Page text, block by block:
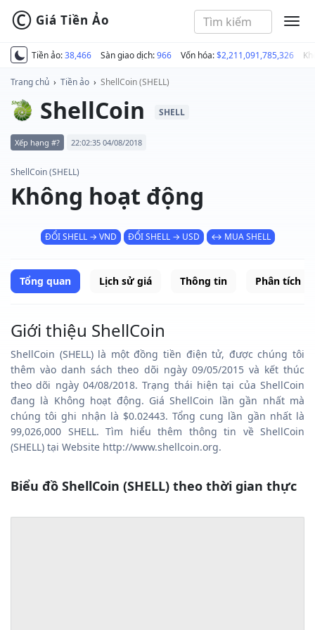
Tiền ảo:38,466 Sàn giao dịch:966 Vốn hóa:$2,211,091,785,326
© Giá Tiền Ảo
Trang chủ › Tiền ảo › ShellCoin (SHELL)
ShellCoin SHELL
Xếp hạng #? 22:02:35 04/08/2018
ShellCoin (SHELL)
Không hoạt động
ĐỔI SHELL → VND ĐỔI SHELL → USD ↔ MUA SHELL
Tổng quan Lịch sử giá Thông tin Phân tích
Giới thiệu ShellCoin
ShellCoin (SHELL) là một đồng tiền điện tử, được chúng tôi
thêm vào danh sách theo dõi ngày 09/05/2015 và kết thúc
theo dõi ngày 04/08/2018. Trạng thái hiện tại của ShellCoin
đang là Không hoạt động. Giá ShellCoin lần gần nhất mà
chúng tôi ghi nhận là $0.02443. Tổng cung lần gần nhất là
99,026,000 SHELL. Tìm hiểu thêm thông tin về ShellCoin
(SHELL) tại Website http://www.shellcoin.org.
Biểu đồ ShellCoin (SHELL) theo thời gian thực